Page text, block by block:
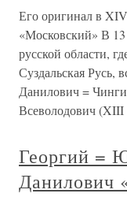
Его оригинал в
«Московский» В
русской области,
Суздальская Русь,
Данилович =
Всеволодович
Георгий =
Данилович